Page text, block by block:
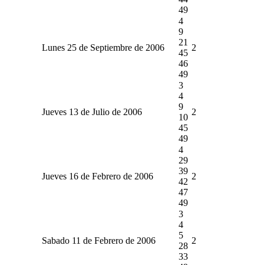
49
Lunes 25 de Septiembre de 2006
4
9
21
45
46
49
2
Jueves 13 de Julio de 2006
3
4
9
10
45
49
2
Jueves 16 de Febrero de 2006
4
29
39
42
47
49
2
Sabado 11 de Febrero de 2006
3
4
5
28
33
2